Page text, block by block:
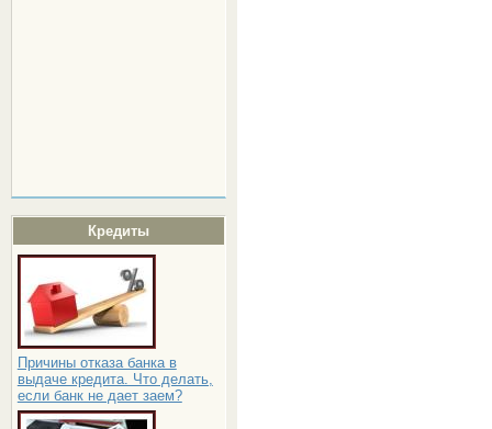
Кредиты
Причины отказа банка в
выдаче кредита. Что делать,
если банк не дает заем?